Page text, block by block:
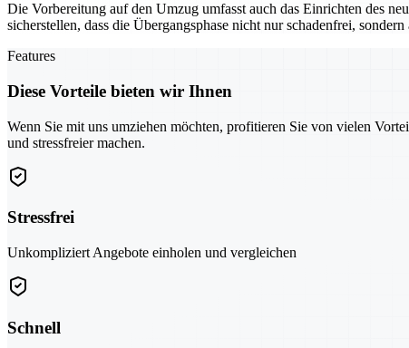
Die Vorbereitung auf den Umzug umfasst auch das Einrichten des
sicherstellen, dass die Übergangsphase nicht nur schadenfrei,
Features
Diese Vorteile bieten wir Ihnen
Wenn Sie mit uns umziehen möchten, profitieren Sie von vielen
und stressfreier machen.
Stressfrei
Unkompliziert Angebote einholen und vergleichen
Schnell